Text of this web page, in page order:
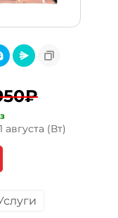
августа (Вт)